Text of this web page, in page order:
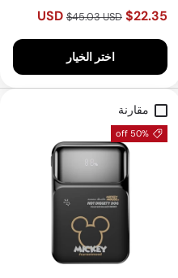
$22.35 USD
$45.03 USD
اختر الخيار
مقارنة
50% off